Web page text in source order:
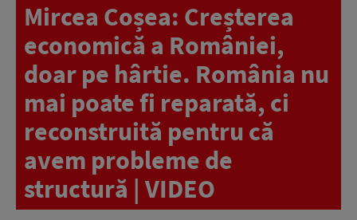
Mircea Coșea: Creșterea
economică a României,
doar pe hârtie. România nu
mai poate fi reparată, ci
reconstruită pentru că
avem probleme de
structură | VIDEO